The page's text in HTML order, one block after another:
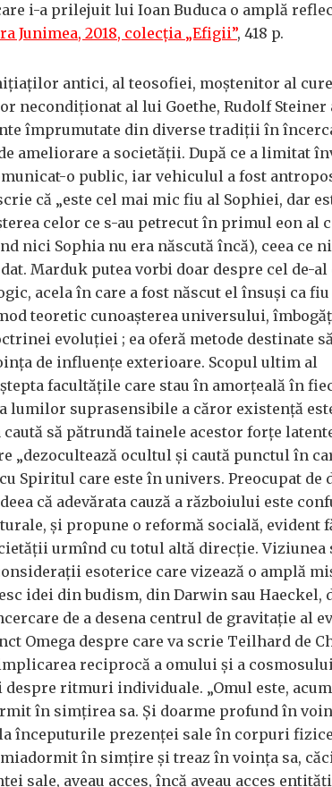
i-a prilejuit lui Ioan Buduca o amplă
Junimea, 2018, colecția „Efigii”, 418 p.
antici, al teosofiei, moștenitor al
necondiționat al lui Goethe, Rudolf
împrumutate din diverse tradiții în
ameliorare a societății. După ce a limitat
o public, iar vehiculul a fost
că „este cel mai mic fiu al Sophiei, dar
celor ce s-au petrecut în primul eon al
nici Sophia nu era născută încă), ceea ce
Marduk putea vorbi doar despre cel de-al
acela în care a fost născut el însuși ca fiu
teoretic cunoașterea universului,
evoluției ; ea oferă metode destinate
de influențe exterioare. Scopul ultim al
facultățile care stau în amorțeală în
suprasensibile a căror existență
să pătrundă tainele acestor forțe
„dezocultează ocultul și caută punctul în
Spiritul care este în univers. Preocupat de
că adevărata cauză a războiului este
și propune o reformă socială, evident
urmînd cu totul altă direcție. Viziunea
esoterice care vizează o amplă
idei din budism, din Darwin sau Haeckel,
de a desena centrul de gravitație al
Omega despre care va scrie Teilhard de
reciprocă a omului și a
ritmuri individuale. „Omul este,
în simțirea sa. Și doarme profund în
la începuturile prezenței sale în corpuri
în simțire și treaz în voința sa,
sale, aveau acces, încă aveau acces